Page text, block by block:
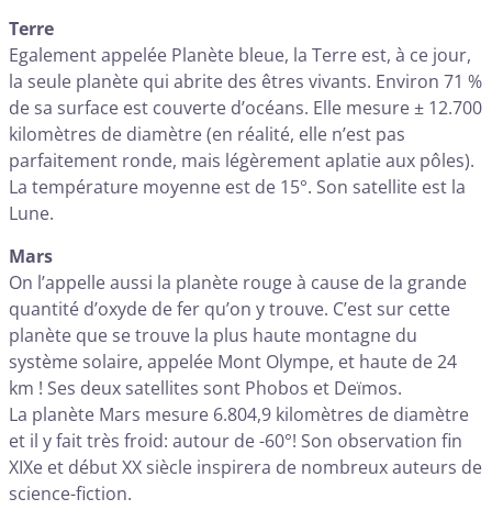
Terre
Egalement appelée Planète bleue, la Terre est, à ce jour,
la seule planète qui abrite des êtres vivants. Environ 71 %
de sa surface est couverte d’océans. Elle mesure ± 12.700
kilomètres de diamètre (en réalité, elle n’est pas
parfaitement ronde, mais légèrement aplatie aux pôles).
La température moyenne est de 15°. Son satellite est la
Lune.
Mars
On l’appelle aussi la planète rouge à cause de la grande
quantité d’oxyde de fer qu’on y trouve. C’est sur cette
planète que se trouve la plus haute montagne du
système solaire, appelée Mont Olympe, et haute de 24
km ! Ses deux satellites sont Phobos et Deïmos.
La planète Mars mesure 6.804,9 kilomètres de diamètre
et il y fait très froid: autour de -60°! Son observation fin
XIXe et début XX siècle inspirera de nombreux auteurs de
science-fiction.